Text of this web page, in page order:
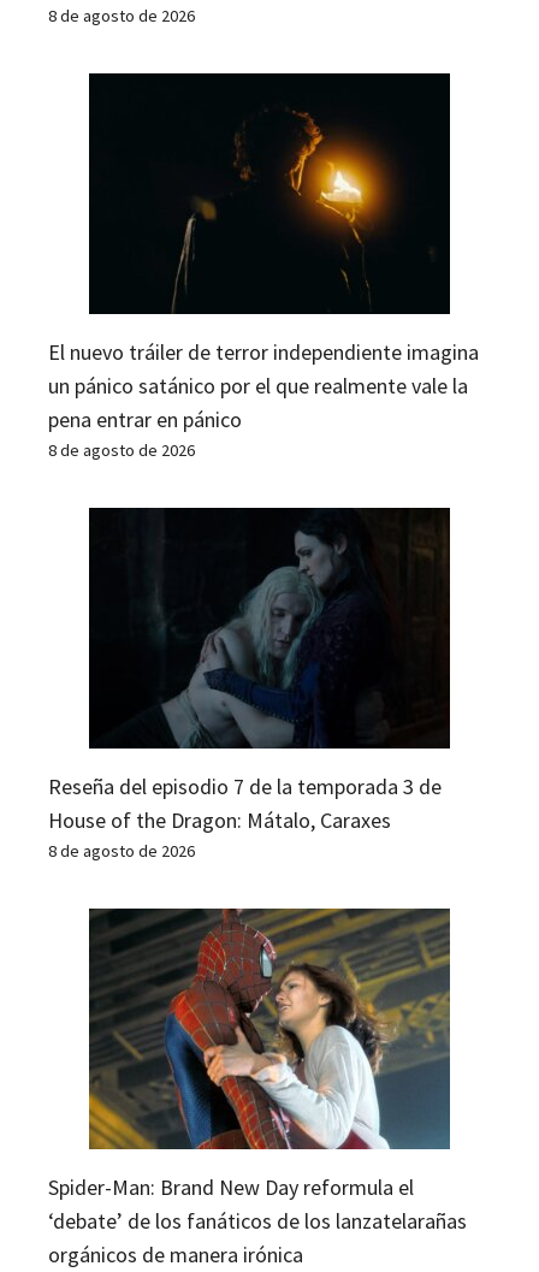
8 de agosto de 2026
El nuevo tráiler de terror independiente imagina
un pánico satánico por el que realmente vale la
pena entrar en pánico
8 de agosto de 2026
Reseña del episodio 7 de la temporada 3 de
House of the Dragon: Mátalo, Caraxes
8 de agosto de 2026
Spider-Man: Brand New Day reformula el
‘debate’ de los fanáticos de los lanzatelarañas
orgánicos de manera irónica